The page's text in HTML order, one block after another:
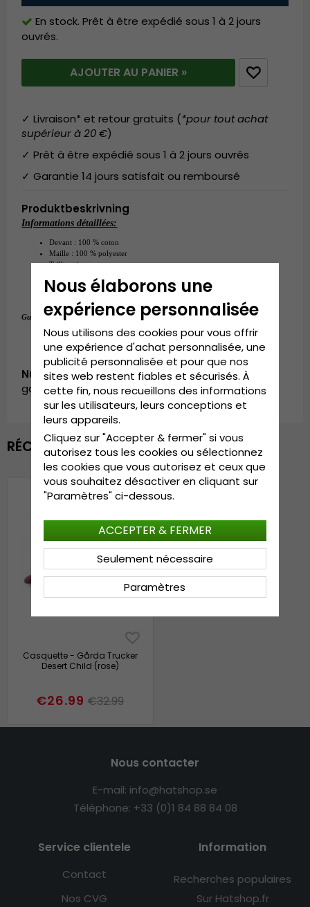
En stock. Prêt à être expédié sous 1 à 2 jours
ouvrés.
AJOUTER AU PANIER »
✓ Livraison* et retour gratuits (*pour tout achat
supérieur à 20 €)
✓ Prêt à être expédié sous 1 à 2 jours ouvrés
✓ Garantie 14 jours satisfait ou remboursé
Produktbeskrivning
Informations détaillées:
Devant : 100 % coton
Maille : 100 % polyester
Taille unique
Guide des tailles: Taille unique .
Numéro d’article:
garda.trucker.patch.desertchild.pink
RÉCEMMENT VU
Casquette - Gårda Trucker
Desert Child (rose)
€26.99 €32.99
Nous contacter
E-mail: info@hatshop.se
Téléphone: +33 (0)1 84 88 84 08
Service clientele
Contact
Nos CVG
Information
Recherches populaires
Sur Hatshop.fr
Nous élaborons une
expérience personnalisée
Nous utilisons des cookies pour vous offrir
une expérience d'achat personnalisée, une
publicité personnalisée et pour que nos
sites web restent fiables et sécurisés. À
cette fin, nous recueillons des informations
sur les utilisateurs, leurs conceptions et
leurs appareils.
Cliquez sur "Accepter & fermer" si vous
autorisez tous les cookies ou sélectionnez
les cookies que vous autorisez et ceux que
vous souhaitez désactiver en cliquant sur
"Paramètres" ci-dessous.
Paramètres
Seulement nécessaire
ACCEPTER & FERMER